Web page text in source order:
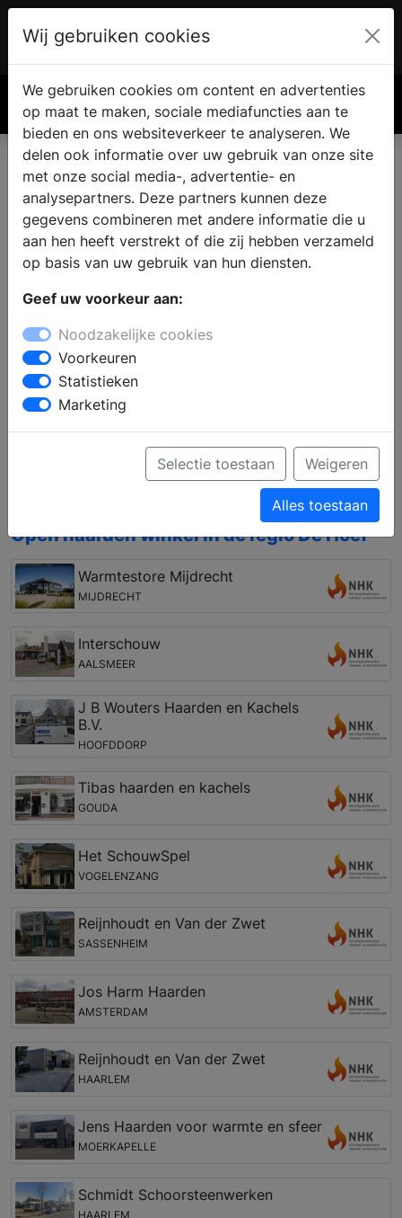
€ 0.00
Eigen haard of kachel vinden
in De Hoef
Hoef kunt u inspiratie op doen bij de
haardenspecialist. Bij een specialist zijn verschillende
soorten haarden te bezichtigen en kunt u uitzoeken
wat de mogelijkheden zijn voor uw woning, interieur
en budget. Bij de haardenspeciaalzaak vindt u alles op
het gebied van houthaarden en gashaarden,
vrijstaand en inbouw, of pellet kachels, houtkachels
en gaskachels. Bovendien kunt u zich laten
informeren over een vakkundige installatie en de
Open haarden winkel in de regio De Hoef
Warmtestore Mijdrecht
MIJDRECHT
Interschouw
AALSMEER
J B Wouters Haarden en Kachels
B.V.
HOOFDDORP
Tibas haarden en kachels
GOUDA
Het SchouwSpel
VOGELENZANG
Reijnhoudt en Van der Zwet
SASSENHEIM
Jos Harm Haarden
AMSTERDAM
Reijnhoudt en Van der Zwet
HAARLEM
Jens Haarden voor warmte en sfeer
MOERKAPELLE
Schmidt Schoorsteenwerken
HAARLEM
Wij gebruiken cookies
We gebruiken cookies om content en advertenties
op maat te maken, sociale mediafuncties aan te
bieden en ons websiteverkeer te analyseren. We
delen ook informatie over uw gebruik van onze site
met onze social media-, advertentie- en
analysepartners. Deze partners kunnen deze
gegevens combineren met andere informatie die u
aan hen heeft verstrekt of die zij hebben verzameld
op basis van uw gebruik van hun diensten.
Geef uw voorkeur aan:
Noodzakelijke cookies
Voorkeuren
Statistieken
Marketing
Selectie toestaan Weigeren
Alles toestaan